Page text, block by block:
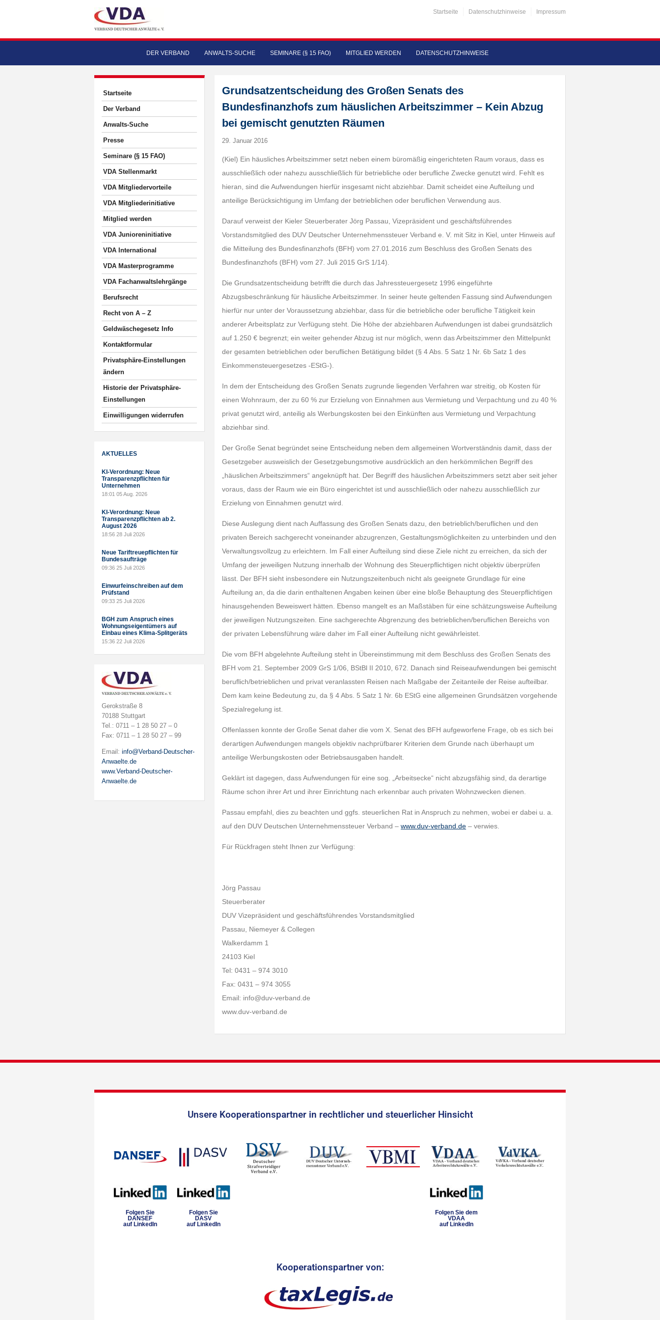
Startseite Datenschutzhinweise Impressum
DER VERBAND ANWALTS-SUCHE SEMINARE (§ 15 FAO) MITGLIED WERDEN DATENSCHUTZHINWEISE
Startseite
Der Verband
Anwalts-Suche
Presse
Seminare (§ 15 FAO)
VDA Stellenmarkt
VDA Mitgliedervorteile
VDA Mitgliederinitiative
Mitglied werden
VDA Junioreninitiative
VDA International
VDA Masterprogramme
VDA Fachanwaltslehrgänge
Berufsrecht
Recht von A – Z
Geldwäschegesetz Info
Kontaktformular
Privatsphäre-Einstellungen
ändern
Historie der Privatsphäre-
Einstellungen
Einwilligungen widerrufen
AKTUELLES
KI-Verordnung: Neue
Transparenzpflichten für
Unternehmen
18:01 05 Aug. 2026
KI-Verordnung: Neue
Transparenzpflichten ab 2.
August 2026
18:56 28 Juli 2026
Neue Tariftreuepflichten für
Bundesaufträge
09:36 25 Juli 2026
Einwurfeinschreiben auf dem
Prüfstand
09:33 25 Juli 2026
BGH zum Anspruch eines
Wohnungseigentümers auf
Einbau eines Klima-Splitgeräts
15:36 22 Juli 2026
Gerokstraße 8
70188 Stuttgart
Tel.: 0711 – 1 28 50 27 – 0
Fax: 0711 – 1 28 50 27 – 99
Email: info@Verband-Deutscher-
Anwaelte.de
www.Verband-Deutscher-
Anwaelte.de
Grundsatzentscheidung des Großen Senats des
Bundesfinanzhofs zum häuslichen Arbeitszimmer – Kein Abzug
bei gemischt genutzten Räumen
29. Januar 2016
(Kiel) Ein häusliches Arbeitszimmer setzt neben einem büromäßig eingerichteten Raum voraus, dass es
ausschließlich oder nahezu ausschließlich für betriebliche oder berufliche Zwecke genutzt wird. Fehlt es
hieran, sind die Aufwendungen hierfür insgesamt nicht abziehbar. Damit scheidet eine Aufteilung und
anteilige Berücksichtigung im Umfang der betrieblichen oder beruflichen Verwendung aus.
Darauf verweist der Kieler Steuerberater Jörg Passau, Vizepräsident und geschäftsführendes
Vorstandsmitglied des DUV Deutscher Unternehmenssteuer Verband e. V. mit Sitz in Kiel, unter Hinweis auf
die Mitteilung des Bundesfinanzhofs (BFH) vom 27.01.2016 zum Beschluss des Großen Senats des
Bundesfinanzhofs (BFH) vom 27. Juli 2015 GrS 1/14).
Die Grundsatzentscheidung betrifft die durch das Jahressteuergesetz 1996 eingeführte
Abzugsbeschränkung für häusliche Arbeitszimmer. In seiner heute geltenden Fassung sind Aufwendungen
hierfür nur unter der Voraussetzung abziehbar, dass für die betriebliche oder berufliche Tätigkeit kein
anderer Arbeitsplatz zur Verfügung steht. Die Höhe der abziehbaren Aufwendungen ist dabei grundsätzlich
auf 1.250 € begrenzt; ein weiter gehender Abzug ist nur möglich, wenn das Arbeitszimmer den Mittelpunkt
der gesamten betrieblichen oder beruflichen Betätigung bildet (§ 4 Abs. 5 Satz 1 Nr. 6b Satz 1 des
Einkommensteuergesetzes -EStG-).
In dem der Entscheidung des Großen Senats zugrunde liegenden Verfahren war streitig, ob Kosten für
einen Wohnraum, der zu 60 % zur Erzielung von Einnahmen aus Vermietung und Verpachtung und zu 40 %
privat genutzt wird, anteilig als Werbungskosten bei den Einkünften aus Vermietung und Verpachtung
abziehbar sind.
Der Große Senat begründet seine Entscheidung neben dem allgemeinen Wortverständnis damit, dass der
Gesetzgeber ausweislich der Gesetzgebungsmotive ausdrücklich an den herkömmlichen Begriff des
„häuslichen Arbeitszimmers“ angeknüpft hat. Der Begriff des häuslichen Arbeitszimmers setzt aber seit jeher
voraus, dass der Raum wie ein Büro eingerichtet ist und ausschließlich oder nahezu ausschließlich zur
Erzielung von Einnahmen genutzt wird.
Diese Auslegung dient nach Auffassung des Großen Senats dazu, den betrieblich/beruflichen und den
privaten Bereich sachgerecht voneinander abzugrenzen, Gestaltungsmöglichkeiten zu unterbinden und den
Verwaltungsvollzug zu erleichtern. Im Fall einer Aufteilung sind diese Ziele nicht zu erreichen, da sich der
Umfang der jeweiligen Nutzung innerhalb der Wohnung des Steuerpflichtigen nicht objektiv überprüfen
lässt. Der BFH sieht insbesondere ein Nutzungszeitenbuch nicht als geeignete Grundlage für eine
Aufteilung an, da die darin enthaltenen Angaben keinen über eine bloße Behauptung des Steuerpflichtigen
hinausgehenden Beweiswert hätten. Ebenso mangelt es an Maßstäben für eine schätzungsweise Aufteilung
der jeweiligen Nutzungszeiten. Eine sachgerechte Abgrenzung des betrieblichen/beruflichen Bereichs von
der privaten Lebensführung wäre daher im Fall einer Aufteilung nicht gewährleistet.
Die vom BFH abgelehnte Aufteilung steht in Übereinstimmung mit dem Beschluss des Großen Senats des
BFH vom 21. September 2009 GrS 1/06, BStBl II 2010, 672. Danach sind Reiseaufwendungen bei gemischt
beruflich/betrieblichen und privat veranlassten Reisen nach Maßgabe der Zeitanteile der Reise aufteilbar.
Dem kam keine Bedeutung zu, da § 4 Abs. 5 Satz 1 Nr. 6b EStG eine allgemeinen Grundsätzen vorgehende
Spezialregelung ist.
Offenlassen konnte der Große Senat daher die vom X. Senat des BFH aufgeworfene Frage, ob es sich bei
derartigen Aufwendungen mangels objektiv nachprüfbarer Kriterien dem Grunde nach überhaupt um
anteilige Werbungskosten oder Betriebsausgaben handelt.
Geklärt ist dagegen, dass Aufwendungen für eine sog. „Arbeitsecke“ nicht abzugsfähig sind, da derartige
Räume schon ihrer Art und ihrer Einrichtung nach erkennbar auch privaten Wohnzwecken dienen.
Passau empfahl, dies zu beachten und ggfs. steuerlichen Rat in Anspruch zu nehmen, wobei er dabei u. a.
auf den DUV Deutschen Unternehmenssteuer Verband –www.duv-verband.de – verwies.
Für Rückfragen steht Ihnen zur Verfügung:
Jörg Passau
Steuerberater
DUV Vizepräsident und geschäftsführendes Vorstandsmitglied
Passau, Niemeyer & Collegen
Walkerdamm 1
24103 Kiel
Tel: 0431 – 974 3010
Fax: 0431 – 974 3055
Email: info@duv-verband.de
www.duv-verband.de
Unsere Kooperationspartner in rechtlicher und steuerlicher Hinsicht
Folgen Sie
DANSEF
auf LinkedIn
Folgen Sie
DASV
auf LinkedIn
Folgen Sie dem
VDAA
auf LinkedIn
Kooperationspartner von: